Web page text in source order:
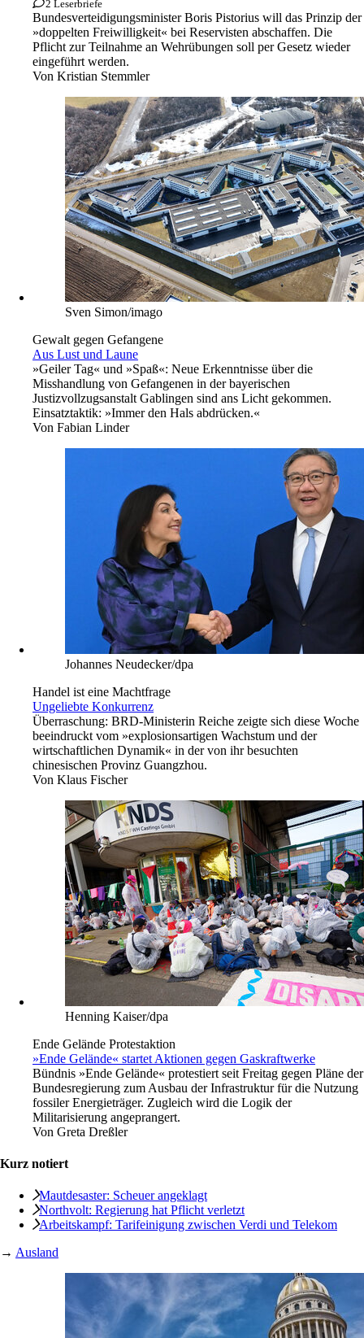
2 Leserbriefe
Bundesverteidigungsminister Boris Pistorius will das Prinzip der
»doppelten Freiwilligkeit« bei Reservisten abschaffen. Die
Pflicht zur Teilnahme an Wehrübungen soll per Gesetz wieder
eingeführt werden.
Von Kristian Stemmler
Sven Simon/imago
Gewalt gegen Gefangene
Aus Lust und Laune
»Geiler Tag« und »Spaß«: Neue Erkenntnisse über die
Misshandlung von Gefangenen in der bayerischen
Justizvollzugsanstalt Gablingen sind ans Licht gekommen.
Einsatztaktik: »Immer den Hals abdrücken.«
Von Fabian Linder
Johannes Neudecker/dpa
Handel ist eine Machtfrage
Ungeliebte Konkurrenz
Überraschung: BRD-Ministerin Reiche zeigte sich diese Woche
beeindruckt vom »explosionsartigen Wachstum und der
wirtschaftlichen Dynamik« in der von ihr besuchten
chinesischen Provinz Guangzhou.
Von Klaus Fischer
Henning Kaiser/dpa
Ende Gelände Protestaktion
»Ende Gelände« startet Aktionen gegen Gaskraftwerke
Bündnis »Ende Gelände« protestiert seit Freitag gegen Pläne der
Bundesregierung zum Ausbau der Infrastruktur für die Nutzung
fossiler Energieträger. Zugleich wird die Logik der
Militarisierung angeprangert.
Von Greta Dreßler
Kurz notiert
Mautdesaster: Scheuer angeklagt
Northvolt: Regierung hat Pflicht verletzt
Arbeitskampf: Tarifeinigung zwischen Verdi und Telekom
→ Ausland